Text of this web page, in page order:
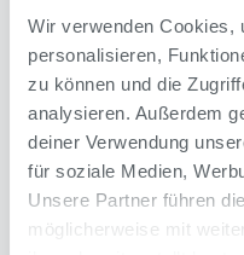
Wir verwenden Cookies,
personalisieren,
zu können und die
analysieren. Außerdem
deiner Verwendung
für soziale Medien,
Unsere Partner führen
möglicherweise mit